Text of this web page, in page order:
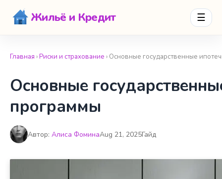
Жильё и Кредит ☰
Главная ›Риски и страхование › Основные государственные
Основные
программы
Автор: Алиса ФоминаAug 21, 2025Гайд